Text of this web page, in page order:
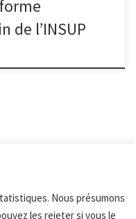
de l’INSUP
droits sont réservés
confidentialitéNous présumons
les rejeter si vous le